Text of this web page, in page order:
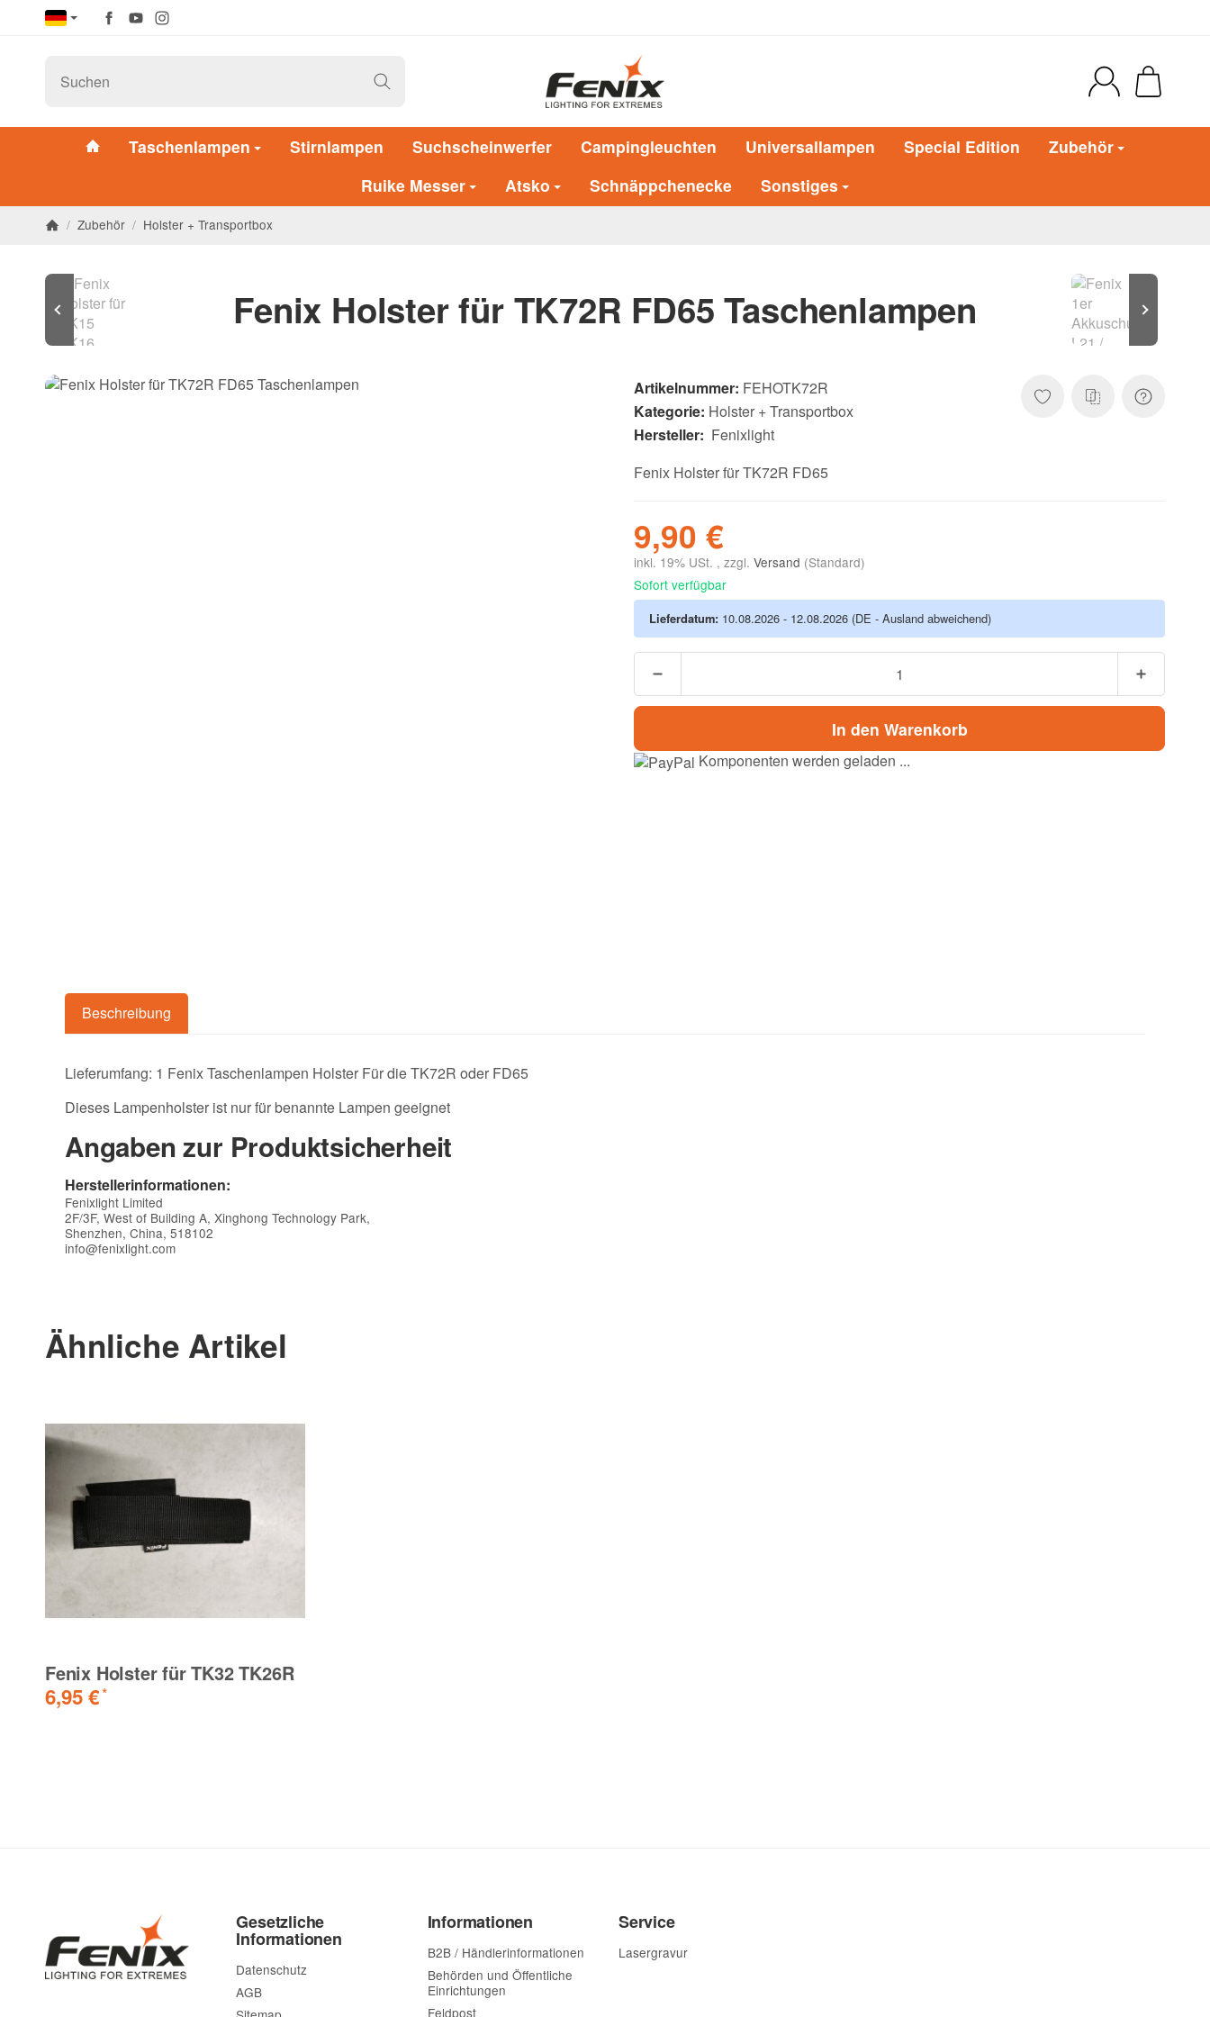
Taschenlampen Stirnlampen Suchscheinwerfer Campingleuchten Universallampen Special Edition
Zubehör
Ruike Messer
Atsko Schnäppchenecke Sonstiges
/ Zubehör / Holster + Transportbox
Fenix Holster für TK72R FD65 Taschenlampen
Artikelnummer: FEHOTK72R
Kategorie: Holster + Transportbox
Hersteller: Fenixlight
Fenix Holster für TK72R FD65
9,90 €
inkl. 19% USt. , zzgl. Versand (Standard)
Sofort verfügbar
Lieferdatum: 10.08.2026 - 12.08.2026 (DE - Ausland abweichend)
In den Warenkorb
Komponenten werden geladen ...
Beschreibung
Lieferumfang: 1 Fenix Taschenlampen Holster Für die TK72R oder FD65
Dieses Lampenholster ist nur für benannte Lampen geeignet
Angaben zur Produktsicherheit
Herstellerinformationen:
Fenixlight Limited
2F/3F, West of Building A, Xinghong Technology Park,
Shenzhen, China, 518102
info@fenixlight.com
Ähnliche Artikel
Fenix Holster für TK32 TK26R
6,95 €*
Gesetzliche
Informationen
Datenschutz
AGB
Informationen
B2B / Händlerinformationen
Behörden und Öffentliche
Einrichtungen
Feldpost
Service
Lasergravur